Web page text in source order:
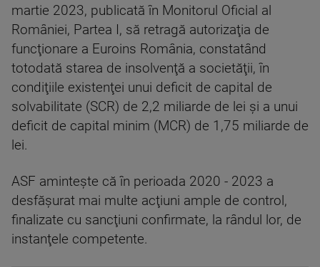
martie 2023, publicată în Monitorul Oficial al
României, Partea I, să retragă autorizaţia de
funcţionare a Euroins România, constatând
totodată starea de insolvenţă a societăţii, în
condiţiile existenţei unui deficit de capital de
solvabilitate (SCR) de 2,2 miliarde de lei şi a unui
deficit de capital minim (MCR) de 1,75 miliarde de
lei.
ASF aminteşte că în perioada 2020 - 2023 a
desfăşurat mai multe acţiuni ample de control,
finalizate cu sancţiuni confirmate, la rândul lor, de
instanţele competente.